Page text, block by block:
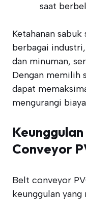
saat
Ketahanan
berbagai
dan minuman,
Dengan memilih
dapat
mengurangi
Conveyor
Belt conveyor
keunggulan